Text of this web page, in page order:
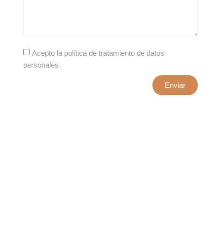
Acepto la política de tratamiento de datos
personales
Enviar